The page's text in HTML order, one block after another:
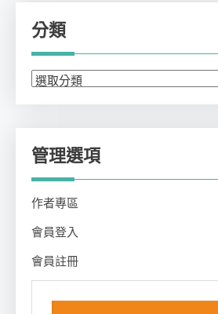
分類
分
管理選項
作者專區
會員登入
會員註冊